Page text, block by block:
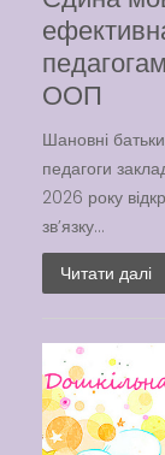
ООП
Шановні
педагоги
2026 року
зв’язку...
Читати далі